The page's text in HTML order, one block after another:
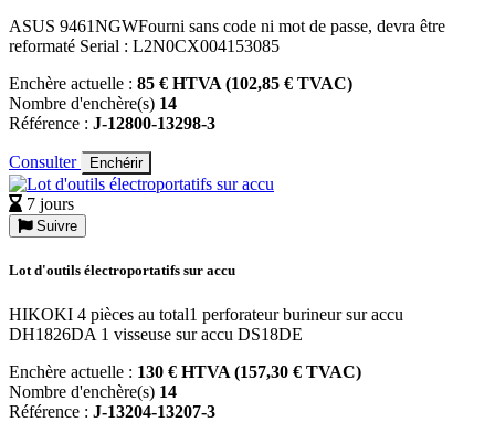
ASUS 9461NGWFourni sans code ni mot de passe, devra être
reformaté Serial : L2N0CX004153085
Enchère actuelle : 85 € HTVA (102,85 € TVAC)
Nombre d'enchère(s) 14
Référence : J-12800-13298-3
Consulter Enchérir
7 jours
Suivre
Lot d'outils électroportatifs sur accu
HIKOKI 4 pièces au total1 perforateur burineur sur accu
DH1826DA 1 visseuse sur accu DS18DE
Enchère actuelle : 130 € HTVA (157,30 € TVAC)
Nombre d'enchère(s) 14
Référence : J-13204-13207-3